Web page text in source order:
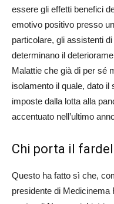
essere gli effetti benefici
emotivo positivo presso
particolare, gli assistenti
determinano il
Malattie che già di per sé
isolamento il quale, dato
imposte dalla lotta alla
accentuato nell’ultimo
Chi porta il
Questo ha fatto sì che,
presidente di Medicinema